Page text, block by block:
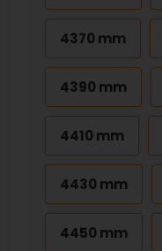
4370 mm
4390 mm
4410 mm
4430 mm
4450 mm